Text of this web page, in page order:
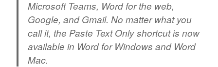
Microsoft Teams, Word for the web,
Google, and Gmail. No matter what you
call it, the Paste Text Only shortcut is now
available in Word for Windows and Word
Mac.